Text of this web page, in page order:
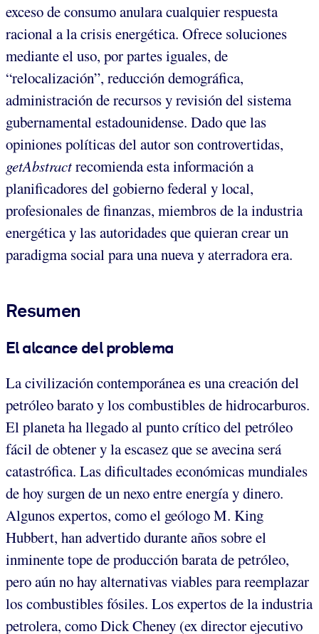
exceso de consumo anulara cualquier respuesta
racional a la crisis energética. Ofrece soluciones
mediante el uso, por partes iguales, de
“relocalización”, reducción demográfica,
administración de recursos y revisión del sistema
gubernamental estadounidense. Dado que las
opiniones políticas del autor son controvertidas,
getAbstractrecomienda esta información a
planificadores del gobierno federal y local,
profesionales de finanzas, miembros de la industria
energética y las autoridades que quieran crear un
paradigma social para una nueva y aterradora era.
Resumen
El alcance del problema
La civilización contemporánea es una creación del
petróleo barato y los combustibles de hidrocarburos.
El planeta ha llegado al punto crítico del petróleo
fácil de obtener y la escasez que se avecina será
catastrófica. Las dificultades económicas mundiales
de hoy surgen de un nexo entre energía y dinero.
Algunos expertos, como el geólogo M. King
Hubbert, han advertido durante años sobre el
inminente tope de producción barata de petróleo,
pero aún no hay alternativas viables para reemplazar
los combustibles fósiles. Los expertos de la industria
petrolera, como Dick Cheney (ex director ejecutivo